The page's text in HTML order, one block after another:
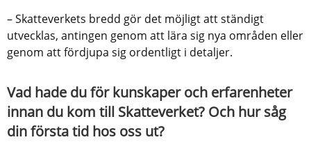
– Skatteverkets bredd gör det möjligt att ständigt
utvecklas, antingen genom att lära sig nya områden eller
genom att fördjupa sig ordentligt i detaljer.
Vad hade du för kunskaper och erfarenheter
innan du kom till Skatteverket? Och hur såg
din första tid hos oss ut?